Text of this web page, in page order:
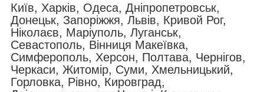
Київ, Харків, Одеса, Дніпропетровськ,
Донецьк, Запоріжжя, Львів, Кривой Рог,
Ніколаєв, Маріуполь, Луганськ,
Севастополь, Вінниця Макеївка,
Симферополь, Херсон, Полтава, Чернігов,
Черкаси, Житомір, Суми, Хмельницький,
Горловка, Рівно, Кировград,